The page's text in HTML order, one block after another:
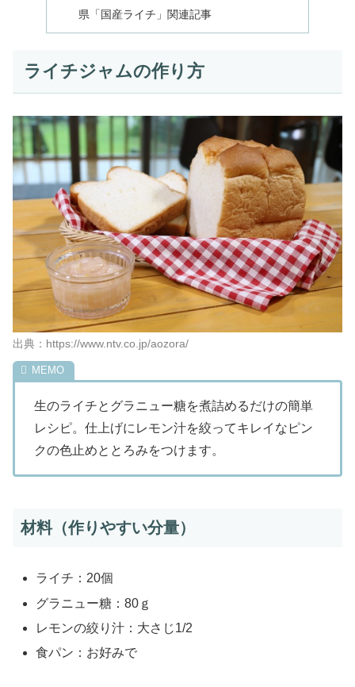
県「国産ライチ」関連記事
ライチジャムの作り方
出典：https://www.ntv.co.jp/aozora/
生のライチとグラニュー糖を煮詰めるだけの簡単
レシピ。仕上げにレモン汁を絞ってキレイなピン
クの色止めととろみをつけます。
材料（作りやすい分量）
ライチ：20個
グラニュー糖：80ｇ
レモンの絞り汁：大さじ1/2
食パン：お好みで